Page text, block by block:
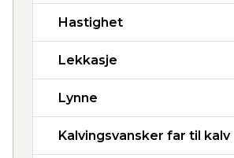
Hastighet
Lekkasje
Lynne
Kalvingsvansker far til kalv